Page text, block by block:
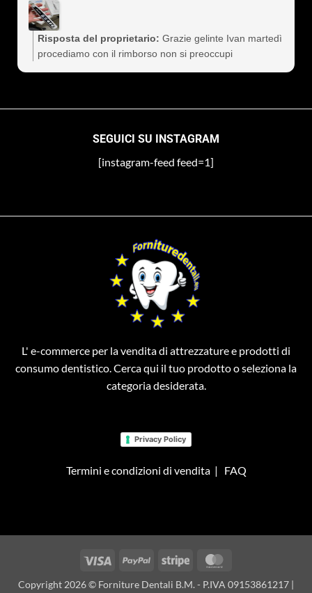
cliente a vita). Assolutamente consigliati
Risposta del proprietario: Grazie gelinte Ivan martedì
procediamo con il rimborso non si preoccupi
SEGUICI SU INSTAGRAM
[instagram-feed feed=1]
L' e-commerce per la vendita di attrezzature e prodotti di
consumo dentistico. Cerca qui il tuo prodotto o seleziona la
categoria desiderata.
Privacy Policy
Termini e condizioni di vendita| FAQ
Visa PayPal Stripe
Copyright 2026 © Forniture Dentali B.M. - P.IVA 09153861217 |